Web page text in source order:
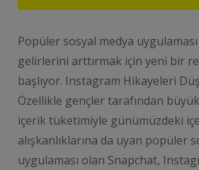
Popüler sosyal medya
gelirlerini arttırmak için yeni bir
başlıyor. Instagram Hikayeleri
Özellikle gençler tarafından
içerik tüketimiyle günümüzdeki
alışkanlıklarına da uyan popüler
uygulaması olan Snapchat,